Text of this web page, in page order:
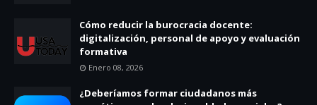
Cómo reducir la burocracia docente:
digitalización, personal de apoyo y evaluación
formativa
Enero 08, 2026
¿Deberíamos formar ciudadanos más